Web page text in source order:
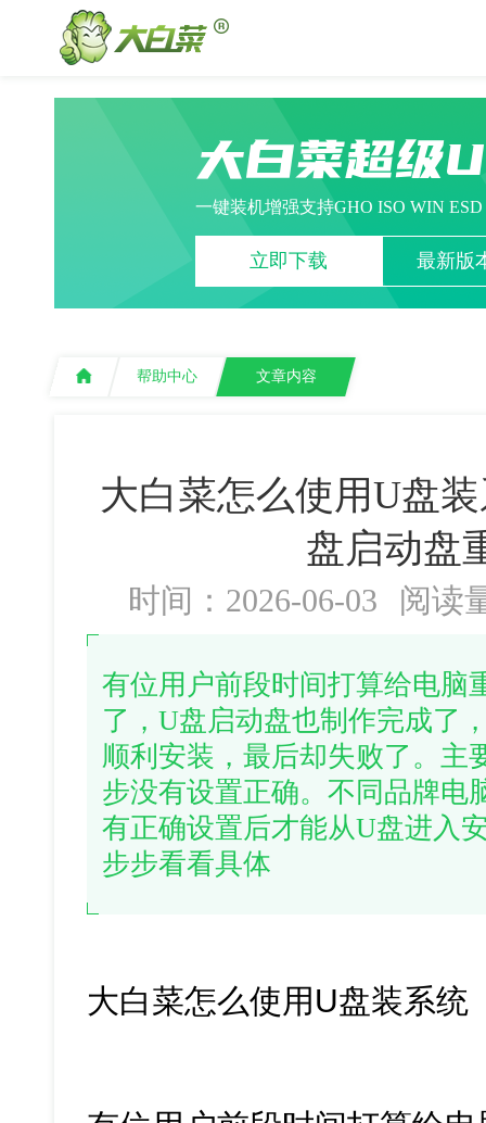
大白菜超级
一键装机增强支持GHO ISO WIN
立即下载 最新版
帮助中心 文章内容
大白菜怎么使用U盘
盘启动盘
时间：2026-06-03 阅读
有位用户前段时间打算给电脑
了，U盘启动盘也制作完成了
顺利安装，最后却失败了。主
步没有设置正确。不同品牌电
有正确设置后才能从U盘进入
步步看看具体
大白菜怎么使用U盘装系统